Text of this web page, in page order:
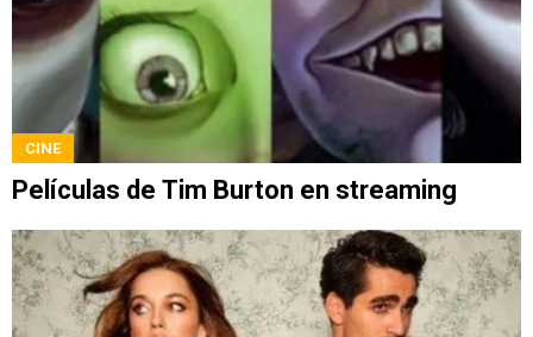
CINE
Películas de Tim Burton en streaming